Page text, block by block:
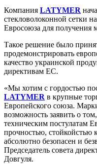
Компания LATYMER
стекловолоконной сетки
Евросоюза для получения
Такое решение было
продемонстрировать
качество украинской
директивам ЕС.
«Мы хотим с гордостью
LATYMER в крупные
Европейского союза.
возможность заявить о
техническим постулатам
прочностью, стойкойстью
абсолютно безопасен и
Председатель совета
Довгуля.